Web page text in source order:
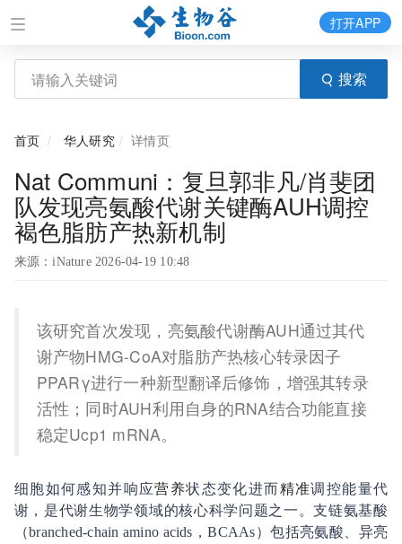
搜索
打开APP
首页 华人研究 详情页
Nat Communi：复旦郭非凡/肖斐团
队发现亮氨酸代谢关键酶AUH调控
褐色脂肪产热新机制
来源：iNature 2026-04-19 10:48
该研究首次发现，亮氨酸代谢酶AUH通过其代
谢产物HMG-CoA对脂肪产热核心转录因子
PPARγ进行一种新型翻译后修饰，增强其转录
活性；同时AUH利用自身的RNA结合功能直接
稳定Ucp1 mRNA。
细胞如何感知并响应营养状态变化进而精准调控能量代
谢，是代谢生物学领域的核心科学问题之一。支链氨基酸
（branched-chain amino acids，BCAAs）包括亮氨酸、异亮